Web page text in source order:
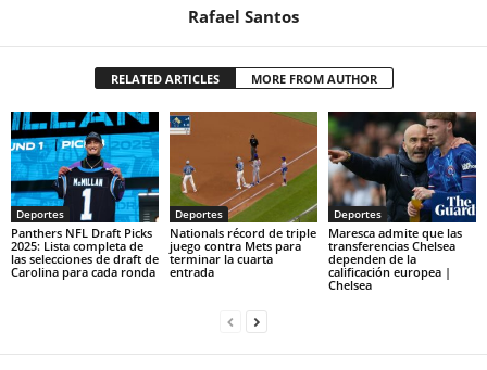
Rafael Santos
RELATED ARTICLES MORE FROM AUTHOR
Deportes
Panthers NFL Draft Picks
2025: Lista completa de
las selecciones de draft de
Carolina para cada ronda
Deportes
Nationals récord de triple
juego contra Mets para
terminar la cuarta
entrada
Deportes
Maresca admite que las
transferencias Chelsea
dependen de la
calificación europea |
Chelsea